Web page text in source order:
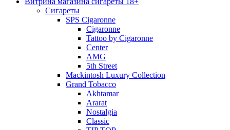
Cигареты
SPS Cigaronne
Сigaronne
Tattoo by Cigaronne
Center
AMG
5th Street
Mackintosh Luxury Collection
Grand Tobacco
Akhtamar
Ararat
Nostalgia
Classic